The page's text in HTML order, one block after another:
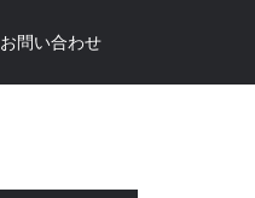
お問い合わせ